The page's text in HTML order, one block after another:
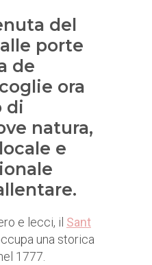
del
porte
de
ora
di
natura,
e
e lecci, il Sant
una storica
1777.